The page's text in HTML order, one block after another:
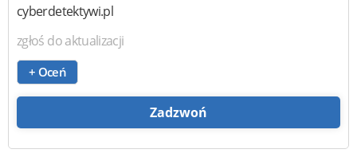
cyberdetektywi.pl
zgłoś do aktualizacji
+ Oceń
Zadzwoń